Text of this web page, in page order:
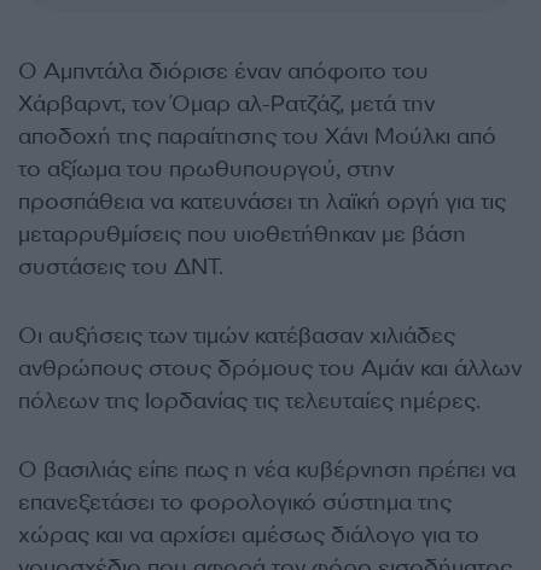
Ο Αμπντάλα διόρισε έναν απόφοιτο του
Χάρβαρντ, τον Όμαρ αλ-Ρατζάζ, μετά την
αποδοχή της παραίτησης του Χάνι Μούλκι από
το αξίωμα του πρωθυπουργού, στην
προσπάθεια να κατευνάσει τη λαϊκή οργή για τις
μεταρρυθμίσεις που υιοθετήθηκαν με βάση
συστάσεις του ΔΝΤ.
Οι αυξήσεις των τιμών κατέβασαν χιλιάδες
ανθρώπους στους δρόμους του Αμάν και άλλων
πόλεων της Ιορδανίας τις τελευταίες ημέρες.
Ο βασιλιάς είπε πως η νέα κυβέρνηση πρέπει να
επανεξετάσει το φορολογικό σύστημα της
χώρας και να αρχίσει αμέσως διάλογο για το